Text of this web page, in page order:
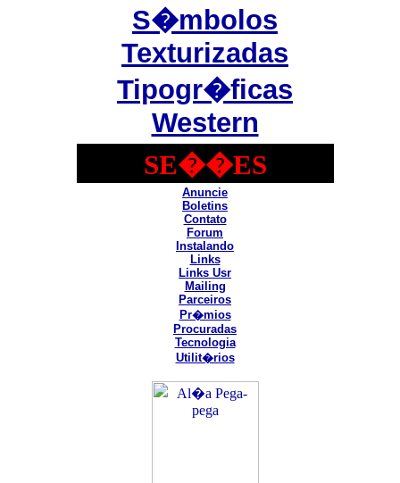
S�mbolos
Texturizadas
Tipogr�ficas
Western
SE��ES
Anuncie
Boletins
Contato
Forum
Instalando
Links
Links Usr
Mailing
Parceiros
Pr�mios
Procuradas
Tecnologia
Utilit�rios